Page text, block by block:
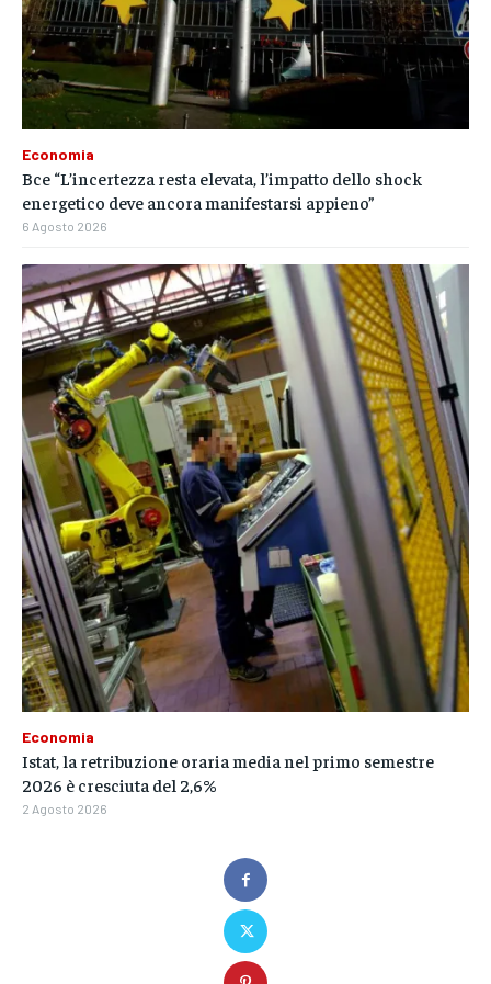
Economia
Bce “L’incertezza resta elevata, l’impatto dello shock
energetico deve ancora manifestarsi appieno”
6 Agosto 2026
Economia
Istat, la retribuzione oraria media nel primo semestre
2026 è cresciuta del 2,6%
2 Agosto 2026